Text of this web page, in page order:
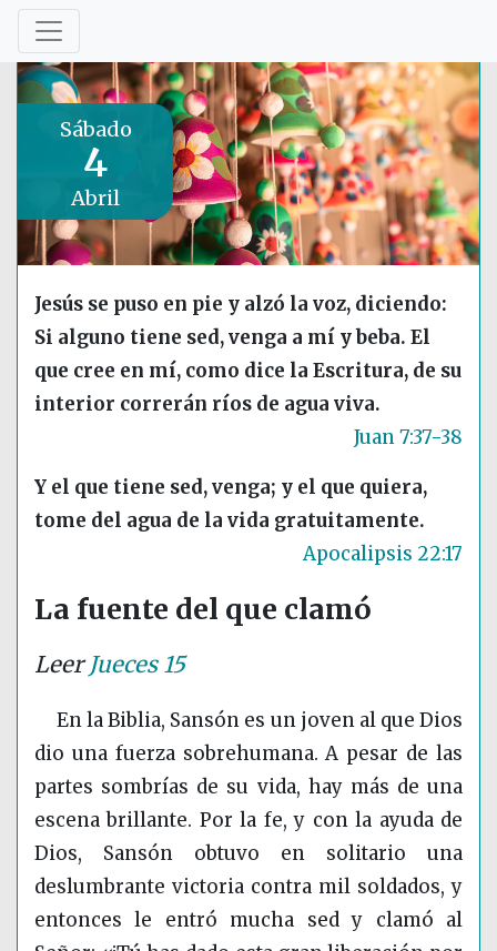
Sábado
4
Abril
Jesús se puso en pie y alzó la voz, diciendo:
Si alguno tiene sed, venga a mí y beba. El
que cree en mí, como dice la Escritura, de su
interior correrán ríos de agua viva.
Juan 7:37-38
Y el que tiene sed, venga; y el que quiera,
tome del agua de la vida gratuitamente.
Apocalipsis 22:17
La fuente del que clamó
LeerJueces 15
En la Biblia, Sansón es un joven al que Dios
dio una fuerza sobrehumana. A pesar de las
partes sombrías de su vida, hay más de una
escena brillante. Por la fe, y con la ayuda de
Dios, Sansón obtuvo en solitario una
deslumbrante victoria contra mil soldados, y
entonces le entró mucha sed y clamó al